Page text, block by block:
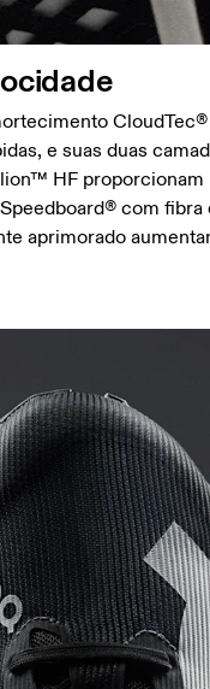
e suas duas
HF proporcionam
com fibra
aprimorado